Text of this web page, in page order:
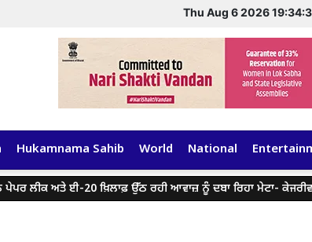
Thu Aug 6 2026
Hukamnama Sahib World National
ਈ-20 ਖ਼ਿਲਾਫ਼ ਉੱਠ ਰਹੀ ਆਵਾਜ਼ ਨੂੰ ਦਬਾ ਰਿਹਾ ਮੇਟਾ- ਕੇਜਰੀਵਾਲ